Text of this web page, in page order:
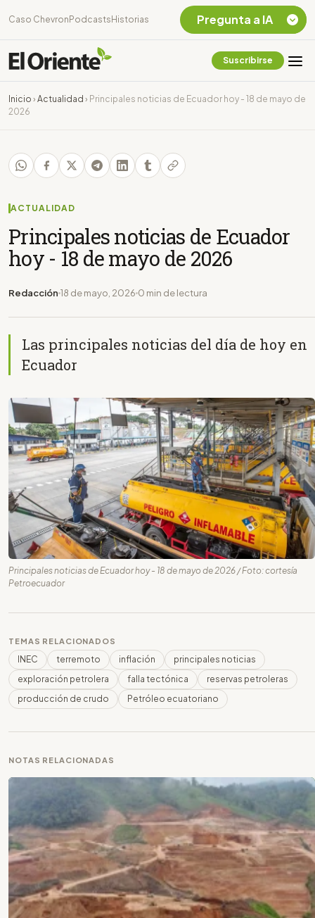
Caso Chevron Podcasts Historias
Suscribirse
Inicio › Actualidad › Principales noticias de Ecuador hoy - 18 de mayo de
2026
ACTUALIDAD
Principales noticias de Ecuador
hoy - 18 de mayo de 2026
Redacción 18 de mayo, 2026 0 min de lectura
Las principales noticias del día de hoy en
Ecuador
Principales noticias de Ecuador hoy - 18 de mayo de 2026 / Foto: cortesía
Petroecuador
TEMAS RELACIONADOS
INEC terremoto inflación
principales noticias
exploración petrolera
falla tectónica
reservas petroleras
producción de crudo
Petróleo ecuatoriano
NOTAS RELACIONADAS
Pregunta a IA
Chevron Ecuador